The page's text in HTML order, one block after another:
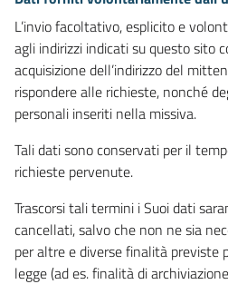
L’invio facoltativo, esplicito e
agli indirizzi indicati su questo sito
acquisizione dell’indirizzo del
rispondere alle richieste, nonché
personali inseriti nella missiva.
Tali dati sono conservati per il
richieste pervenute.
Trascorsi tali termini i Suoi dati
cancellati, salvo che non ne sia
per altre e diverse finalità previste
legge (ad es. finalità di